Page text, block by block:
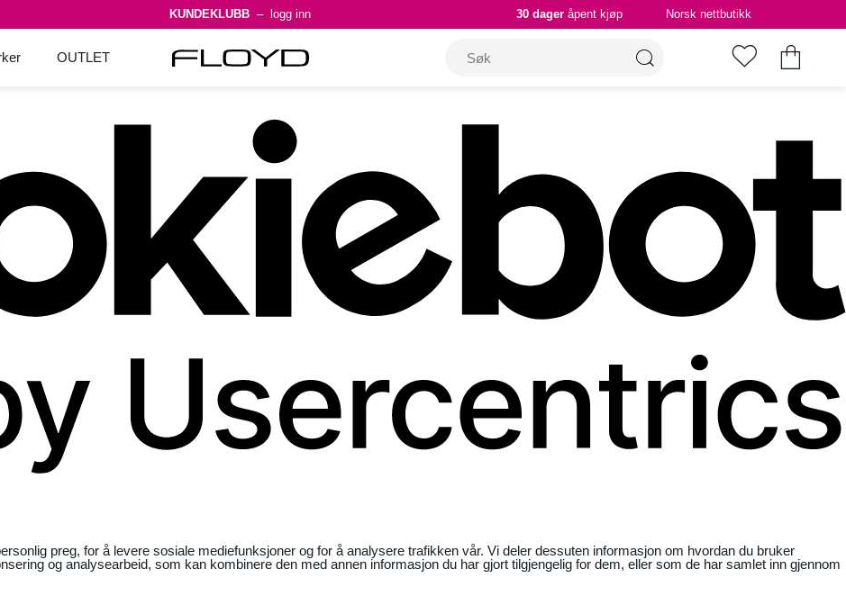
preg, for å levere sosiale mediefunksjoner og for å analysere trafikken vår. Vi deler dessuten informasjon om hvordan du bruker
og analysearbeid, som kan kombinere den med annen informasjon du har gjort tilgjengelig for dem, eller som de har samlet inn gjennom
KUNDEKLUBB – logg inn 30 dager åpent kjøp Norsk nettbutikk
OUTLET